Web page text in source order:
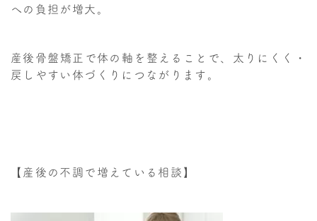
への負担が増大。
産後骨盤矯正で体の軸を整えることで、太りにくく・
戻しやすい体づくりにつながります。
【産後の不調で増えている相談】